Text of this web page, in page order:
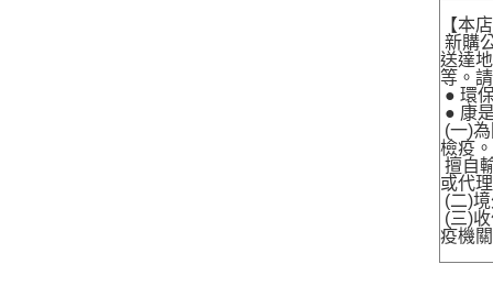
【本
新購
送達
等。
● 環
● 康
(一)
檢疫。
擅自
或代
(二)
(三)
疫機